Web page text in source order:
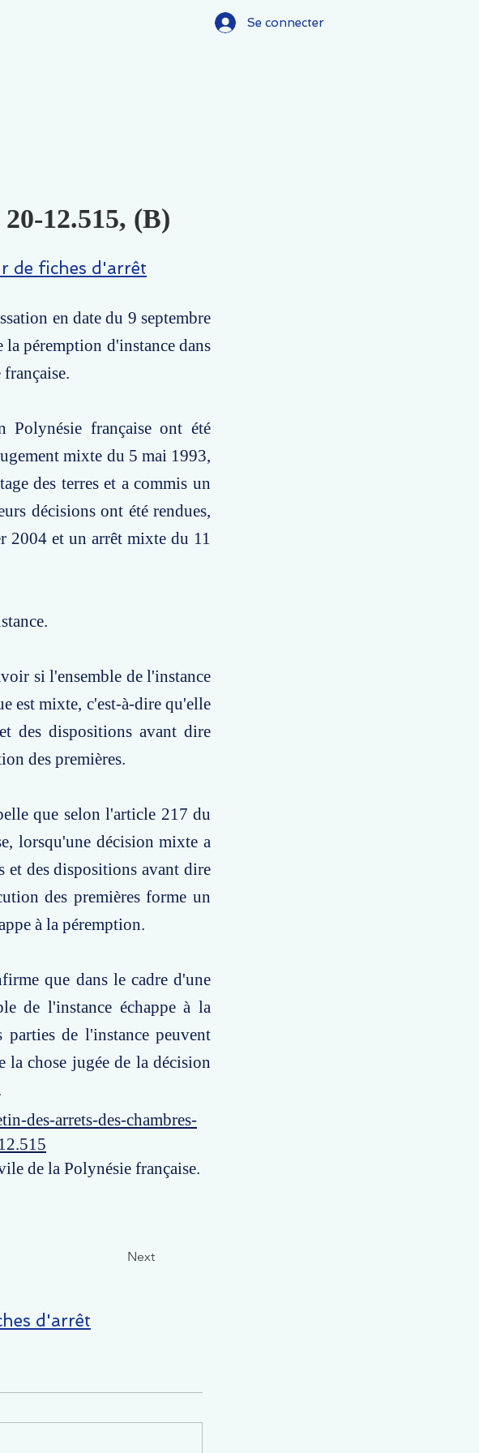
Se connecter
12.515, (B)
de fiches d'arrêt
en date du 9 septembre
péremption d'instance dans
Polynésie française ont été
mixte du 5 mai 1993,
des terres et a commis un
décisions ont été rendues,
2004 et un arrêt mixte du 11
si l'ensemble de l'instance
est mixte, c'est-à-dire qu'elle
des dispositions avant dire
des premières.
que selon l'article 217 du
lorsqu'une décision mixte a
et des dispositions avant dire
des premières forme un
à la péremption.
que dans le cadre d'une
de l'instance échappe à la
de l'instance peuvent
la chose jugée de la décision
des-arrets-des-chambres-
de la Polynésie française.
Next
d'arrêt